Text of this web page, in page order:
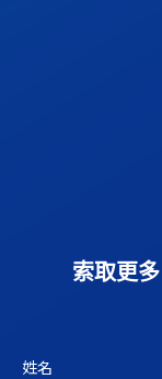
索取更
姓名